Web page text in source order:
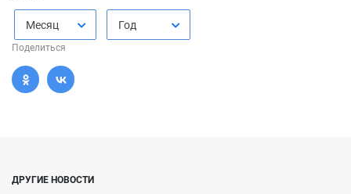
Месяц Год
Поделиться
ДРУГИЕ НОВОСТИ